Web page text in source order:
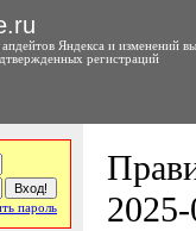
Яндекса и изменений
регистраций
пароль